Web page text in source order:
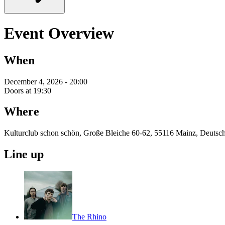
Event Overview
When
December 4, 2026 - 20:00
Doors at 19:30
Where
Kulturclub schon schön, Große Bleiche 60-62, 55116 Mainz,
Line up
The Rhino